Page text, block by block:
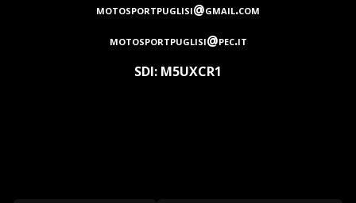
motosportpuglisi@gmail.com
motosportpuglisi@pec.it
SDI: M5UXCR1